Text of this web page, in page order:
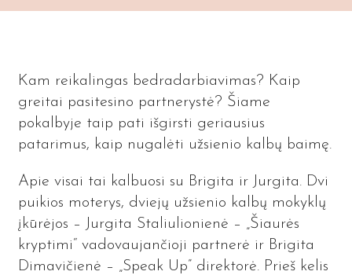
Kam reikalingas bedradarbiavimas? Kaip
greitai pasitesino partnerystė? Šiame
pokalbyje taip pati išgirsti geriausius
patarimus, kaip nugalėti užsienio kalbų baimę.
Apie visai tai kalbuosi su Brigita ir Jurgita. Dvi
puikios moterys, dviejų užsienio kalbų mokyklų
įkūrėjos – Jurgita Staliulionienė – „Šiaurės
kryptimi“ vadovaujančioji partnerė ir Brigita
Dimavičienė – „Speak Up” direktorė. Prieš kelis